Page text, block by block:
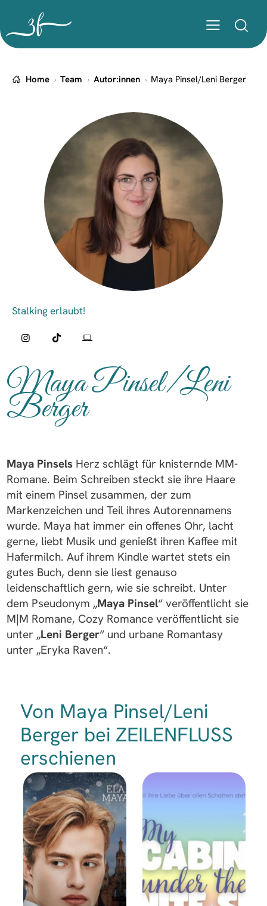
Home Team Autor:innen Maya Pinsel/Leni Berger
Maya Pinsel/Leni
Berger
Maya Pinsels Herz schlägt für knisternde MM-
Romane. Beim Schreiben steckt sie ihre Haare
mit einem Pinsel zusammen, der zum
Markenzeichen und Teil ihres Autorennamens
wurde. Maya hat immer ein offenes Ohr, lacht
gerne, liebt Musik und genießt ihren Kaffee mit
Hafermilch. Auf ihrem Kindle wartet stets ein
gutes Buch, denn sie liest genauso
leidenschaftlich gern, wie sie schreibt. Unter
dem Pseudonym „Maya Pinsel“ veröffentlicht sie
M|M Romane, Cozy Romance veröffentlicht sie
unter „Leni Berger“ und urbane Romantasy
unter „Eryka Raven“.
Von Maya Pinsel/Leni
Berger bei ZEILENFLUSS
erschienen